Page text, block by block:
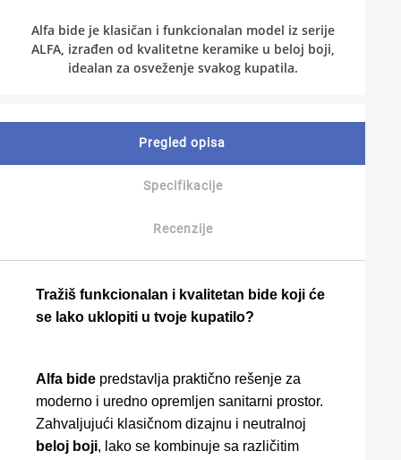
Alfa bide je klasičan i funkcionalan model iz serije
ALFA, izrađen od kvalitetne keramike u beloj boji,
idealan za osveženje svakog kupatila.
Pregled opisa
Specifikacije
Recenzije
Tražiš funkcionalan i kvalitetan bide koji će
se lako uklopiti u tvoje kupatilo?
Alfa bide predstavlja praktično rešenje za
moderno i uredno opremljen sanitarni prostor.
Zahvaljujući klasičnom dizajnu i neutralnoj
beloj boji, lako se kombinuje sa različitim